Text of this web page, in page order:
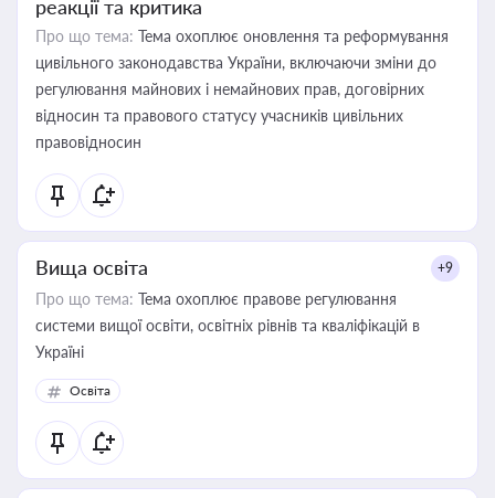
реакції та критика
Про що тема: Тема охоплює оновлення та реформування
цивільного законодавства України, включаючи зміни до
регулювання майнових і немайнових прав, договірних
відносин та правового статусу учасників цивільних
правовідносин
Вища освіта +9
Про що тема: Тема охоплює правове регулювання
системи вищої освіти, освітніх рівнів та кваліфікацій в
Україні
Освіта